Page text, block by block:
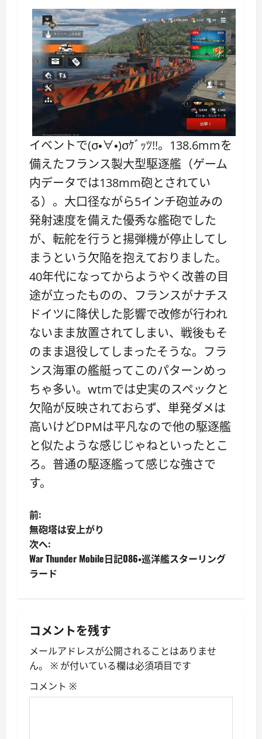
イベントで(σ・∀・)σｹﾞｯﾂ!!。138.6mmを
備えたフランス製大型駆逐艦（ゲーム
内データでは138mm砲とされてい
る）。大口径ながら5インチ砲並みの
発射速度を備えた優秀な艦砲でした
が、転舵を行うと揚弾機が停止してし
まうという欠陥を抱えておりました。
40年代になってからようやく改善の目
途が立ったものの、フランスがナチス
ドイツに降伏した影響で改修が行われ
ないまま放置されてしまい、戦後もそ
のまま退役してしまったそうな。フラ
ンス海軍の艦艇ってこのパターンめっ
ちゃ多い。wtmでは史実のスペックと
欠陥が反映されておらず、単発ダメは
高いけどDPMは平凡なので他の駆逐艦
と似たような感じじゃねといったとこ
ろ。普通の駆逐艦って感じな強さで
す。
投
稿
ナ
ー
シ
ョ
前:
無砲塔は安上がり
次へ:
War Thunder Mobile日記086・巡洋艦スターリング
ラード
コメントを残す
メールアドレスが公開されることはありませ
ん。
※ が付いている欄は必須項目です
コメント ※